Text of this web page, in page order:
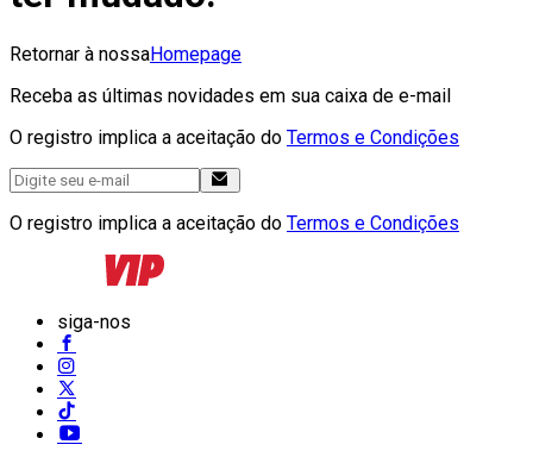
Retornar à nossaHomepage
Receba as últimas novidades em sua caixa de e-mail
O registro implica a aceitação do Termos e Condições
O registro implica a aceitação do Termos e Condições
siga-nos